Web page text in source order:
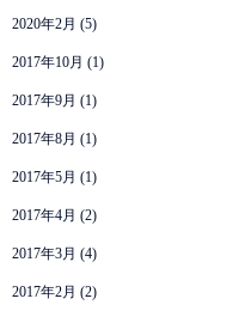
2020年2月 (5)
2017年10月 (1)
2017年9月 (1)
2017年8月 (1)
2017年5月 (1)
2017年4月 (2)
2017年3月 (4)
2017年2月 (2)